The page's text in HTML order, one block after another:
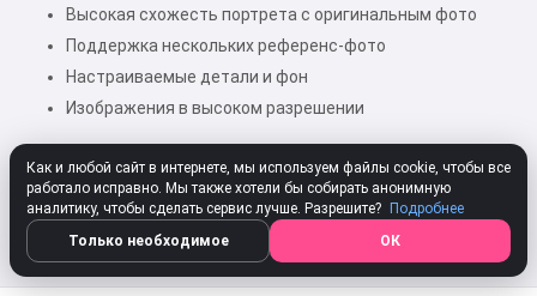
Высокая схожесть портрета с оригинальным фото
Поддержка нескольких референс-фото
Настраиваемые детали и фон
Изображения в высоком разрешении
★★★★★4.80312 Оценки Оценить
Как и любой сайт в интернете, мы используем файлы cookie, чтобы все
работало исправно. Мы также хотели бы собирать анонимную
аналитику, чтобы сделать сервис лучше. Разрешите?
Подробнее
Только необходимое
ОК